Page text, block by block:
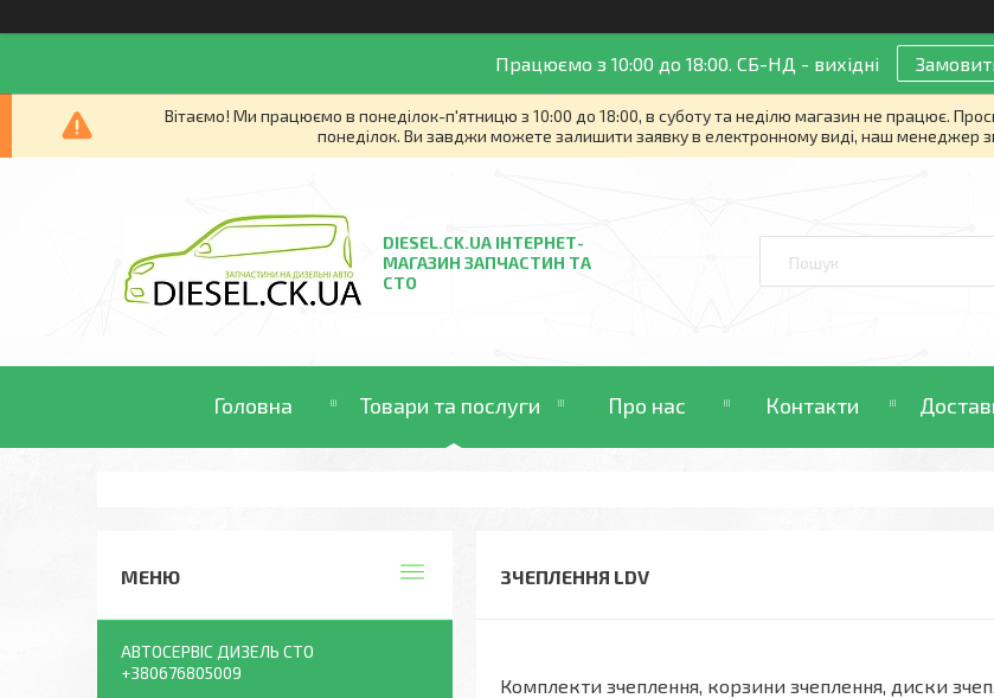
Працюємо з 10:00 до 18:00. СБ-НД - вихідні
Вітаємо! Ми працюємо в понеділок-п'ятницю з 10:00 до 18:00, в суботу та неділю магазин не працює.
понеділок. Ви завджи можете залишити заявку в електронному виді, наш менеджер
DIESEL.CK.UA ІНТЕРНЕТ-
МАГАЗИН ЗАПЧАСТИН ТА
СТО
Головна Товари та послуги Про нас Контакти
ЗЧЕПЛЕННЯ LDV
Комплекти зчеплення, корзини зчеплення, диски
АВТОСЕРВІС ДИЗЕЛЬ СТО
+380676805009